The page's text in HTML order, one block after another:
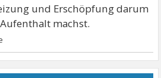
und Erschöpfung darum
machst.